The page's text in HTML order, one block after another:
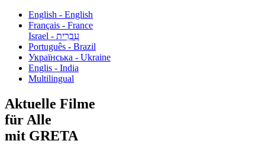
English - English
Français - France
עִבְרִית - Israel
Português - Brazil
Українська - Ukraine
Englis - India
Multilingual
Aktuelle Filme
für Alle
mit GRETA